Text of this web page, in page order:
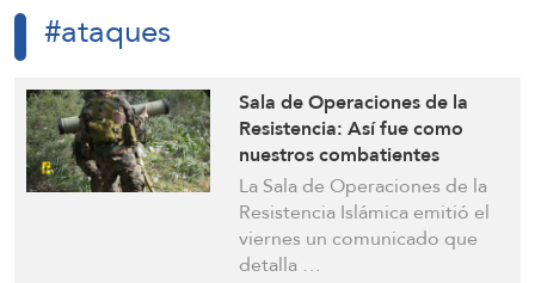
#ataques
Sala de Operaciones de la
Resistencia: Así fue como
nuestros combatientes
emboscaron a las fuerzas
israelíes que intentaban
avanzar hacia Maydal Zun
La Sala de Operaciones de la
Resistencia Islámica emitió el
viernes un comunicado que
detalla …